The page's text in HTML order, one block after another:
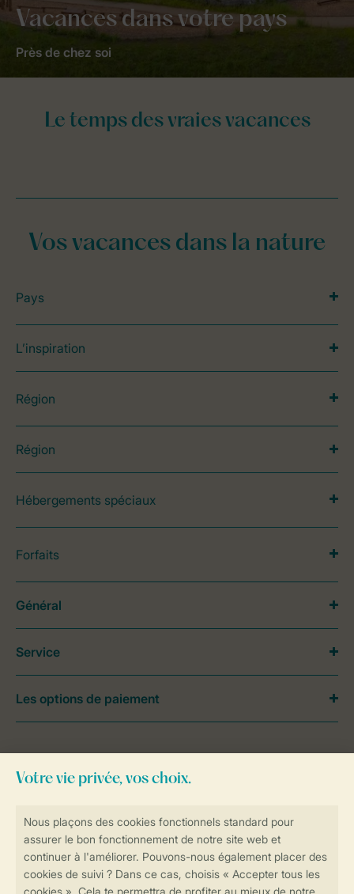
Vacances dans votre pays
Près de chez soi
Vos vacances dans la nature
Pays
L’inspiration
Région
Région
Hébergements spéciaux
Forfaits
contactez notreContact Center.
Général
Service
Les options de paiement